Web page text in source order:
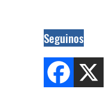
Seguinos